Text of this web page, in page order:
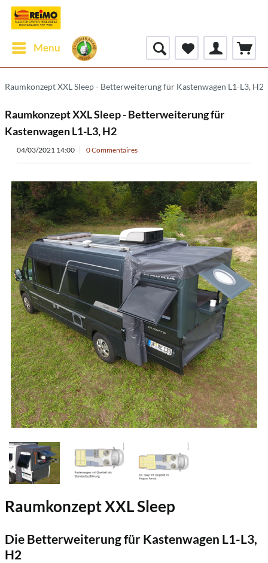
Menu
Raumkonzept XXL Sleep - Betterweiterung für Kastenwagen L1-L3, H2
Raumkonzept XXL Sleep - Betterweiterung für
Kastenwagen L1-L3, H2
04/03/2021 14:00 0 Commentaires
Raumkonzept XXL Sleep
Die Betterweiterung für Kastenwagen L1-L3,
H2